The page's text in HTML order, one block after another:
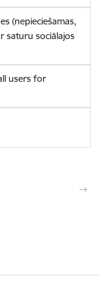
(nepieciešamas,
saturu sociālajos
users for